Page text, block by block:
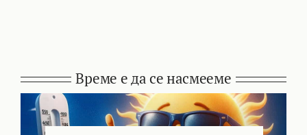
Време е да се насмееме